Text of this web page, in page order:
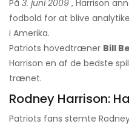
På 3. juni 2009 , Harrison
fodbold for at blive
i Amerika.
Patriots hovedtræner Bill
Harrison en af ​​de bedste
trænet.
Rodney Harrison:
Patriots fans stemte